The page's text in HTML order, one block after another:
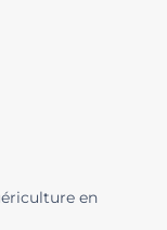
en